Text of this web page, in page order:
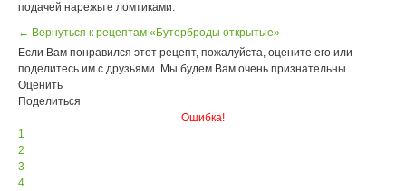
подачей нарежьте ломтиками.
← Вернуться к рецептам «Бутерброды открытые»
Если Вам понравился этот рецепт, пожалуйста, оцените его или
поделитесь им с друзьями. Мы будем Вам очень признательны.
Оценить
Поделиться
Ошибка!
1
2
3
4